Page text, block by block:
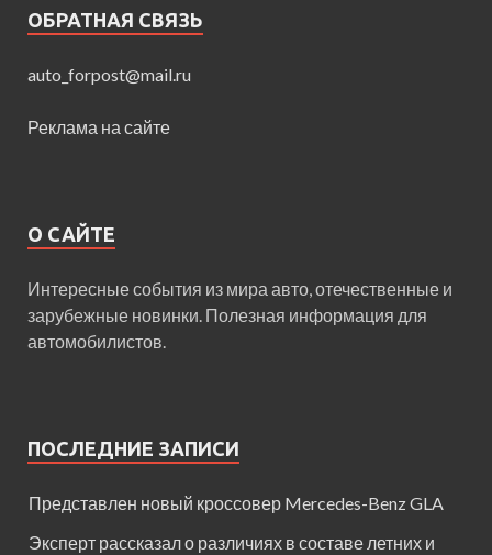
ОБРАТНАЯ СВЯЗЬ
auto_forpost@mail.ru
Реклама на сайте
О САЙТЕ
Интересные события из мира авто, отечественные и
зарубежные новинки. Полезная информация для
автомобилистов.
ПОСЛЕДНИЕ ЗАПИСИ
Представлен новый кроссовер Mercedes-Benz GLA
Эксперт рассказал о различиях в составе летних и